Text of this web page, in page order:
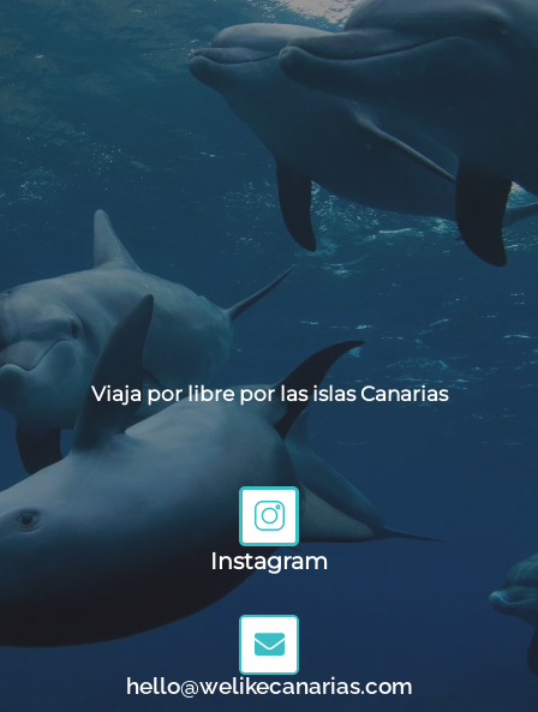
Viaja por libre por las islas Canarias
Instagram
hello@welikecanarias.com